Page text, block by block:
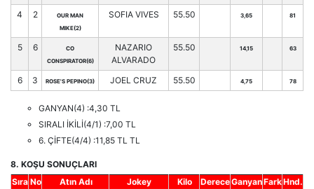
4 2
OUR MAN
MIKE(2)
SOFIA VIVES 55.50 3,65 81
5 6
CO
CONSPIRATOR(6)
NAZARIO
ALVARADO
55.50 14,15 63
6 3 ROSE'S PEPINO(3) JOEL CRUZ 55.50 4,75 78
GANYAN(4) :4,30 TL
SIRALI İKİLİ(4/1) :7,00 TL
6. ÇİFTE(4/4) :11,85 TL TL
8. KOŞU SONUÇLARI
Sıra No Atın Adı Jokey Kilo DereceGanyanFarkHnd.